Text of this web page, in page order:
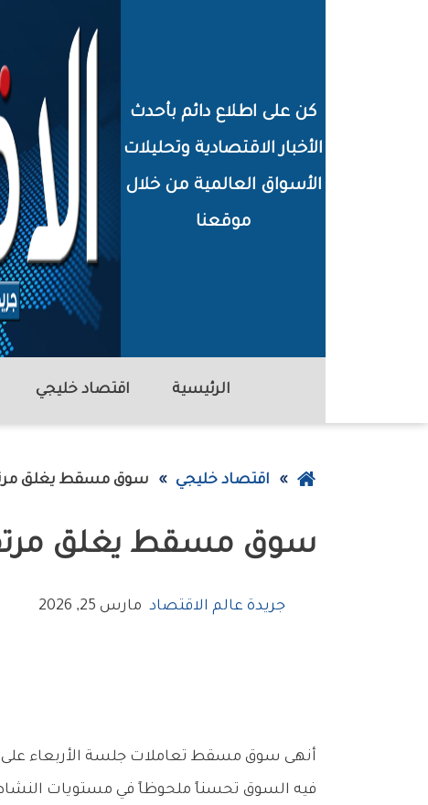
كن على اطلاع دائم بأحدث
الأخبار الاقتصادية وتحليلات
الأسواق العالمية من خلال
موقعنا
الرئيسية اقتصاد خليجي
عودة
الصفحة
اقتصاد خليجي سوق‭ ‬مسقط‭ ‬يغلق‭ ‬مرتفعاً‭ ‬بدعم‭ ‬الأسهم‭ ‬القيادية‭ ‬
سوق‭ ‬مسقط‭ ‬يغلق‭ ‬مرتفعاً‭ ‬بدعم‭ ‬الأسهم‭ ‬القيادية‭ ‬
جريدة عالم الاقتصاد مارس 25, 2026
‬فيه‭ ‬السوق‭ ‬تحسناً‭ ‬ملحوظاً‭ ‬في‭ ‬مستويات‭ ‬النشاط‭ ‬والسيولة،‭ ‬ما‭ ‬منح‭ ‬الجلسة‭ ‬زخماً‭ ‬واضحًا‭ ‬وعزز‭ ‬من‭ ‬وتيرة‭ ‬المكاسب‭ ‬على‭ ‬مستوى‭ ‬المؤشر‭ ‬العام‭.‬